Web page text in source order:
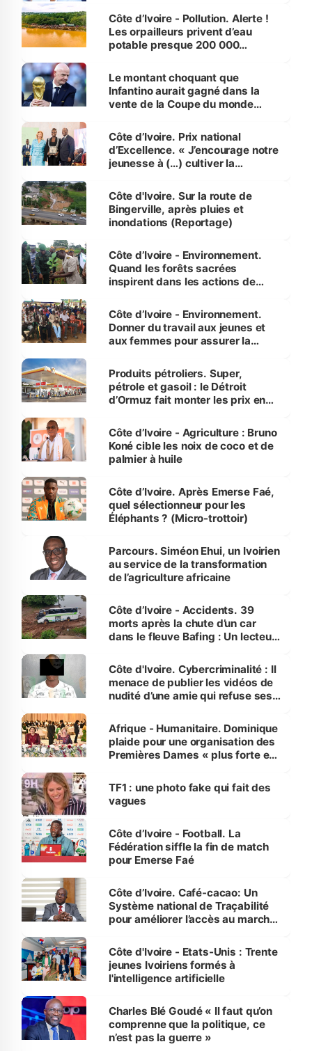
Côte d’Ivoire - Pollution. Alerte !
Les orpailleurs privent d’eau
potable presque 200 000
Le montant choquant que
Infantino aurait gagné dans la
vente de la Coupe du monde
Côte d’Ivoire. Prix national
d’Excellence. « J’encourage notre
jeunesse à (…) cultiver la
(Alassane Ouattara
Côte d'Ivoire. Sur la route de
Bingerville, après pluies et
inondations (Reportage)
Côte d’Ivoire - Environnement.
Quand les forêts sacrées
inspirent dans les actions de
Côte d’Ivoire - Environnement.
Donner du travail aux jeunes et
aux femmes pour assurer la
menacées
Produits pétroliers. Super,
pétrole et gasoil : le Détroit
d’Ormuz fait monter les prix en
Côte d’Ivoire - Agriculture : Bruno
Koné cible les noix de coco et de
palmier à huile
Côte d’Ivoire. Après Emerse Faé,
quel sélectionneur pour les
Éléphants ? (Micro-trottoir)
Parcours. Siméon Ehui, un Ivoirien
au service de la transformation
de l’agriculture africaine
Côte d’Ivoire - Accidents. 39
morts après la chute d’un car
dans le fleuve Bafing : Un lecteur
des Transports
Côte d'Ivoire. Cybercriminalité : Il
menace de publier les vidéos de
nudité d’une amie qui refuse ses
Afrique - Humanitaire. Dominique
plaide pour une organisation des
Premières Dames « plus forte et
sur la scène internationale »
TF1 : une photo fake qui fait des
vagues
Côte d’Ivoire - Football. La
Fédération siffle la fin de match
pour Emerse Faé
Côte d’Ivoire. Café-cacao: Un
Système national de Traçabilité
pour améliorer l’accès au marché
Côte d'Ivoire - Etats-Unis : Trente
jeunes Ivoiriens formés à
l'intelligence artificielle
Charles Blé Goudé « Il faut qu’on
comprenne que la politique, ce
n’est pas la guerre »